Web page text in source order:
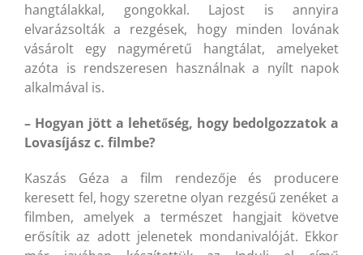
hangtálakkal, gongokkal. Lajost is annyira
elvarázsolták a rezgések, hogy minden lovának
vásárolt egy nagyméretű hangtálat, amelyeket
azóta is rendszeresen használnak a nyílt napok
alkalmával is.
– Hogyan jött a lehetőség, hogy bedolgozzatok a
Lovasíjász c. filmbe?
Kaszás Géza a film rendezője és producere
keresett fel, hogy szeretne olyan rezgésű zenéket a
filmben, amelyek a természet hangjait követve
erősítik az adott jelenetek mondanivalóját. Ekkor